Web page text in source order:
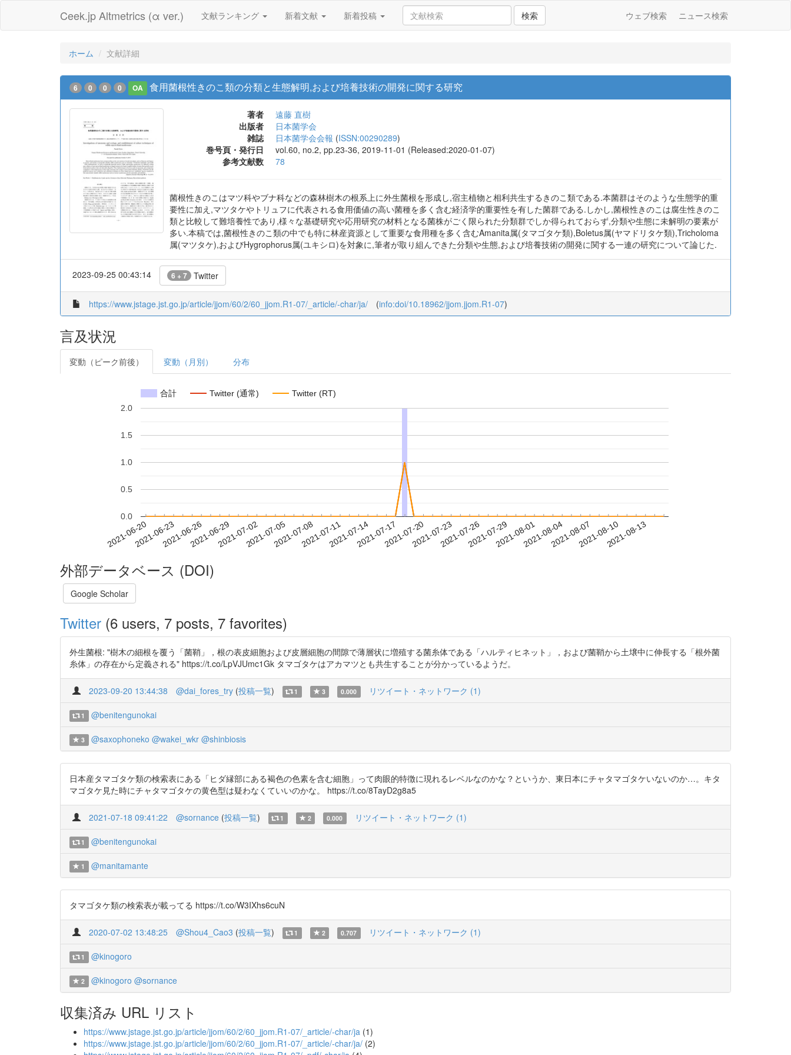
Ceek.jp Altmetrics (α ver.) 文献ランキング 新着文献 新着投稿 検索 ウェブ検索 ニュース検索
ホーム 文献詳細
6 0 0 0 OA 食用菌根性きのこ類の分類と生態解明,および培養技術の開発に関する研究
著者
遠藤 直樹
出版者
日本菌学会
雑誌
日本菌学会会報 (ISSN:00290289)
巻号頁・発行日
vol.60, no.2, pp.23-36, 2019-11-01 (Released:2020-01-07)
参考文献数
78
菌根性きのこはマツ科やブナ科などの森林樹木の根系上に外生菌根を形成し,宿主植物と相利共生するきのこ類である.本菌群はそのような生態学的重
要性に加え,マツタケやトリュフに代表される食用価値の高い菌種を多く含む経済学的重要性を有した菌群である.しかし,菌根性きのこは腐生性きのこ
類と比較して難培養性であり,様々な基礎研究や応用研究の材料となる菌株がごく限られた分類群でしか得られておらず,分類や生態に未解明の要素が
多い.本稿では,菌根性きのこ類の中でも特に林産資源として重要な食用種を多く含むAmanita属(タマゴタケ類),Boletus属(ヤマドリタケ類),Tricholoma
属(マツタケ),およびHygrophorus属(ユキシロ)を対象に,筆者が取り組んできた分類や生態,および培養技術の開発に関する一連の研究について論じた.
2023-09-25 00:43:14 6 + 7 Twitter
https://www.jstage.jst.go.jp/article/jjom/60/2/60_jjom.R1-07/_article/-char/ja/ (info:doi/10.18962/jjom.jjom.R1-07)
言及状況
変動（ピーク前後） 変動（月別） 分布
合計 Twitter (通常) Twitter (RT)
2021-06-202021-06-232021-06-262021-06-292021-07-022021-07-052021-07-082021-07-112021-07-142021-07-172021-07-202021-07-232021-07-262021-07-292021-08-012021-08-042021-08-072021-08-102021-08-13
0.0
0.5
1.0
1.5
2.0
外部データベース (DOI)
Google Scholar
Twitter (6 users, 7 posts, 7 favorites)
外生菌根: "樹木の細根を覆う「菌鞘」，根の表皮細胞および皮層細胞の間隙で薄層状に増殖する菌糸体である「ハルティヒネット」，および菌鞘から土壌中に伸長する「根外菌
糸体」の存在から定義される" https://t.co/LpVJUmc1Gk タマゴタケはアカマツとも共生することが分かっているようだ。
2023-09-20 13:44:38 @dai_fores_try (投稿一覧) 1 3 0.000 リツイート・ネットワーク (1)
1 @benitengunokai
3 @saxophoneko @wakei_wkr @shinbiosis
日本産タマゴタケ類の検索表にある「ヒダ縁部にある褐色の色素を含む細胞」って肉眼的特徴に現れるレベルなのかな？というか、東日本にチャタマゴタケいないのか…。キタ
マゴタケ見た時にチャタマゴタケの黄色型は疑わなくていいのかな。 https://t.co/8TayD2g8a5
2021-07-18 09:41:22 @sornance (投稿一覧) 1 2 0.000 リツイート・ネットワーク (1)
1 @benitengunokai
1 @manitamante
タマゴタケ類の検索表が載ってる https://t.co/W3IXhs6cuN
2020-07-02 13:48:25 @Shou4_Cao3 (投稿一覧) 1 2 0.707 リツイート・ネットワーク (1)
1 @kinogoro
2 @kinogoro @sornance
収集済み URL リスト
https://www.jstage.jst.go.jp/article/jjom/60/2/60_jjom.R1-07/_article/-char/ja (1)
https://www.jstage.jst.go.jp/article/jjom/60/2/60_jjom.R1-07/_article/-char/ja/ (2)